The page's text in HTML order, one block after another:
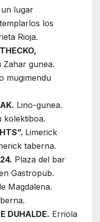
lugar
los
Rioja.
Zahar gunea.
mugimendu
Lino-gunea.
kolektiboa.
Limerick
taberna.
Plaza del bar
Gastropub.
Magdalena.
DUHALDE. Erriola